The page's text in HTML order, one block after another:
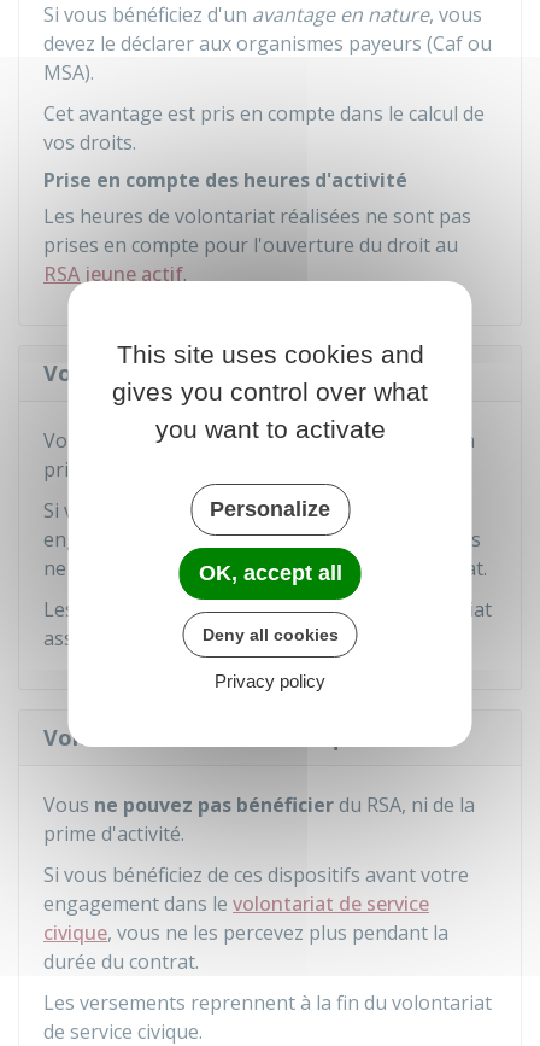
Si vous bénéficiez d'un avantage en nature, vous
devez le déclarer aux organismes payeurs (Cafou
MSA).
Cet avantage est pris en compte dans le calcul de
vos droits.
Prise en compte des heures d'activité
Les heures de volontariat réalisées ne sont pas
prises en compte pour l'ouverture du droit au
RSA jeune actif.
Volontariat associatif
Vous ne pouvez pas bénéficierdu RSA, ni de la
prime d'activité.
Si vous bénéficiez de ces dispositifs avant votre
engagement dans levolontariat associatif
, vous
ne les percevez plus pendant la durée du contrat.
Les versements reprennent à la fin du volontariat
associatif.
Volontariat de service civique
Vous ne pouvez pas bénéficierdu RSA, ni de la
prime d'activité.
Si vous bénéficiez de ces dispositifs avant votre
engagement dans le volontariat de service
civique, vous ne les percevez plus pendant la
durée du contrat.
Les versements reprennent à la fin du volontariat
de service civique.
This site uses cookies and
gives you control over what
you want to activate
Personalize
OK, accept all
Deny all cookies
Privacy policy